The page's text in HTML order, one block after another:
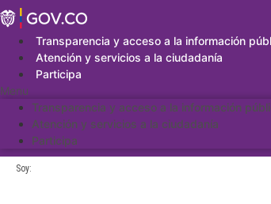
Saltar
al
contenidoTransparencia y acceso a la información
Atención y servicios a la ciudadanía
Participa
Menu
Transparencia y acceso a la información
Atención y servicios a la ciudadanía
Participa
Soy: